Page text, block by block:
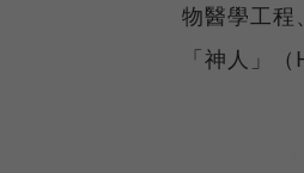
物醫學工程
「神人」